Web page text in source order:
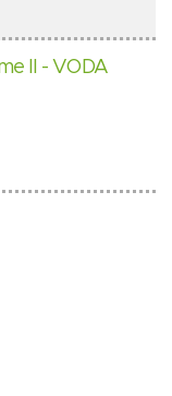
II - VODA